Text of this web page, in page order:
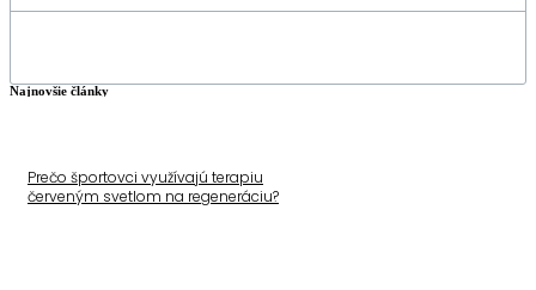
Najnovšie články
Prečo športovci využívajú terapiu
červeným svetlom na regeneráciu?